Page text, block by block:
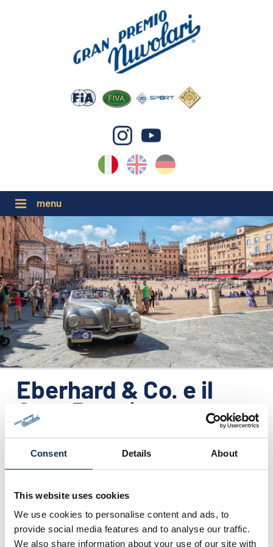
Consent Details About
This website uses cookies
We use cookies to personalise content and ads, to
provide social media features and to analyse our traffic.
We also share information about your use of our site with
DE
EN
IT
GP NUVOLARI 2026
1954-2025
GRANDI EVENTI 2026
ORGANIZZAZIONE
CONTATTI
PRESS
NEWS
PHOTO&VIDEO2025
Eberhard & Co. e il
Gran Premio
Nuvolari: da 26 anni
uniti nel nome di
Tazio
07/07/2016